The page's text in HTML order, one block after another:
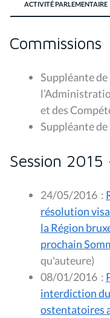
ACTIVITÉ PARLEMENTAIRE
Commissions
et des
Session
24/05/2016 :
résolution
la Région
prochain
qu'auteure)
08/01/2016 :
interdiction
ostentatoires